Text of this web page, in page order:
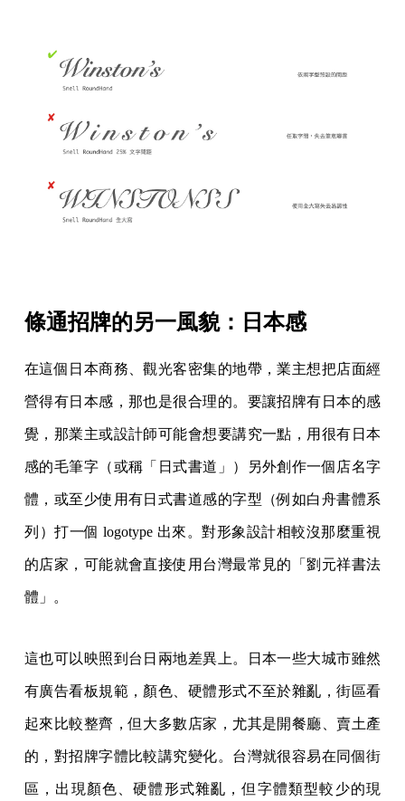
條通招牌的另一風貌：日本感
在這個日本商務、觀光客密集的地帶，業主想把店面經
營得有日本感，那也是很合理的。要讓招牌有日本的感
覺，那業主或設計師可能會想要講究一點，用很有日本
感的毛筆字（或稱「日式書道」）另外創作一個店名字
體，或至少使用有日式書道感的字型（例如白舟書體系
列）打一個 logotype 出來。對形象設計相較沒那麼重視
的店家，可能就會直接使用台灣最常見的「劉元祥書法
體」。
這也可以映照到台日兩地差異上。日本一些大城市雖然
有廣告看板規範，顏色、硬體形式不至於雜亂，街區看
起來比較整齊，但大多數店家，尤其是開餐廳、賣土產
的，對招牌字體比較講究變化。台灣就很容易在同個街
區，出現顏色、硬體形式雜亂，但字體類型較少的現